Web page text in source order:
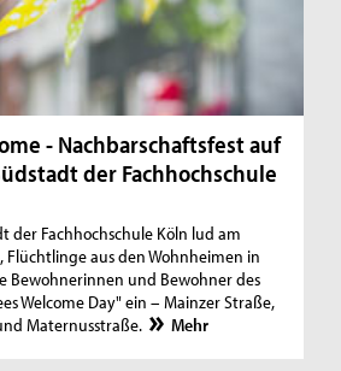
- Nachbarschaftsfest auf
der Fachhochschule
der Fachhochschule Köln lud am
Flüchtlinge aus den Wohnheimen in
Bewohnerinnen und Bewohner des
Welcome Day" ein – Mainzer Straße,
Maternusstraße.
Mehr